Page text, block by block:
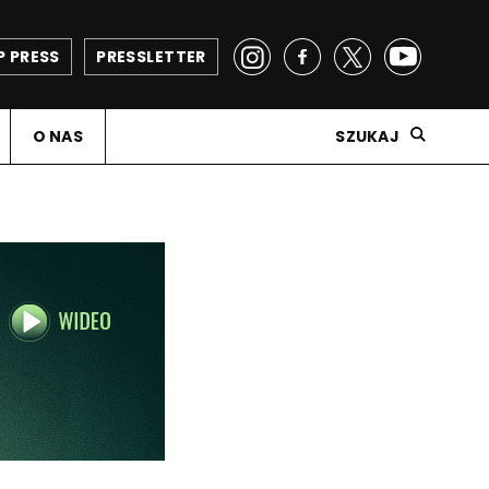
PRESSLETTER
PRESS
O NAS SZUKAJ